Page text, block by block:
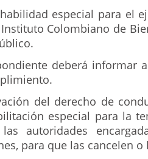
especial para el
Colombiano de
deberá informar
del derecho de
especial para la
autoridades
para que las cancelen o